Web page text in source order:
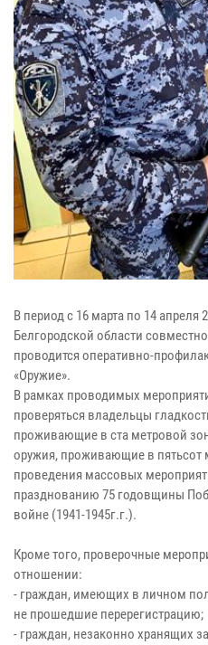
В период с 16 марта по 14 апреля
Белгородской области
проводится оперативно-
«Оружие».
В рамках проводимых
проверяться владельцы
проживающие в ста метровой
оружия, проживающие в пятьсот
проведения массовых
празднованию 75 годовщины
войне (1941-1945г.г.).
Кроме того, проверочные
отношении:
- граждан, имеющих в личном
не прошедшие перерегистрацию;
- граждан, незаконно хранящих